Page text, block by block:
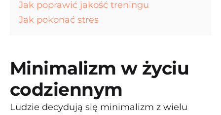
Jak poprawić jakość treningu
Jak pokonać stres
Minimalizm w życiu
codziennym
Ludzie decydują się minimalizm z wielu